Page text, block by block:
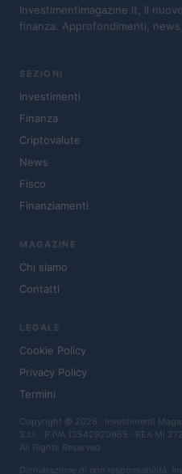
Investimentimagazine.it, il
finanza. Approfondimenti,
SEZIONI
Investimenti
Finanza
Criptovalute
News
Fisco
Finanziamenti
MAGAZINE
Chi siamo
Contatti
LEGALE
Cookie Policy
Privacy Policy
Termini
Copyright © 2026 · Investimenti
S.r.l. · P.IVA 13542920965 · REA MI
All Rights Reserved
Dichiarazione di non responsabilità: